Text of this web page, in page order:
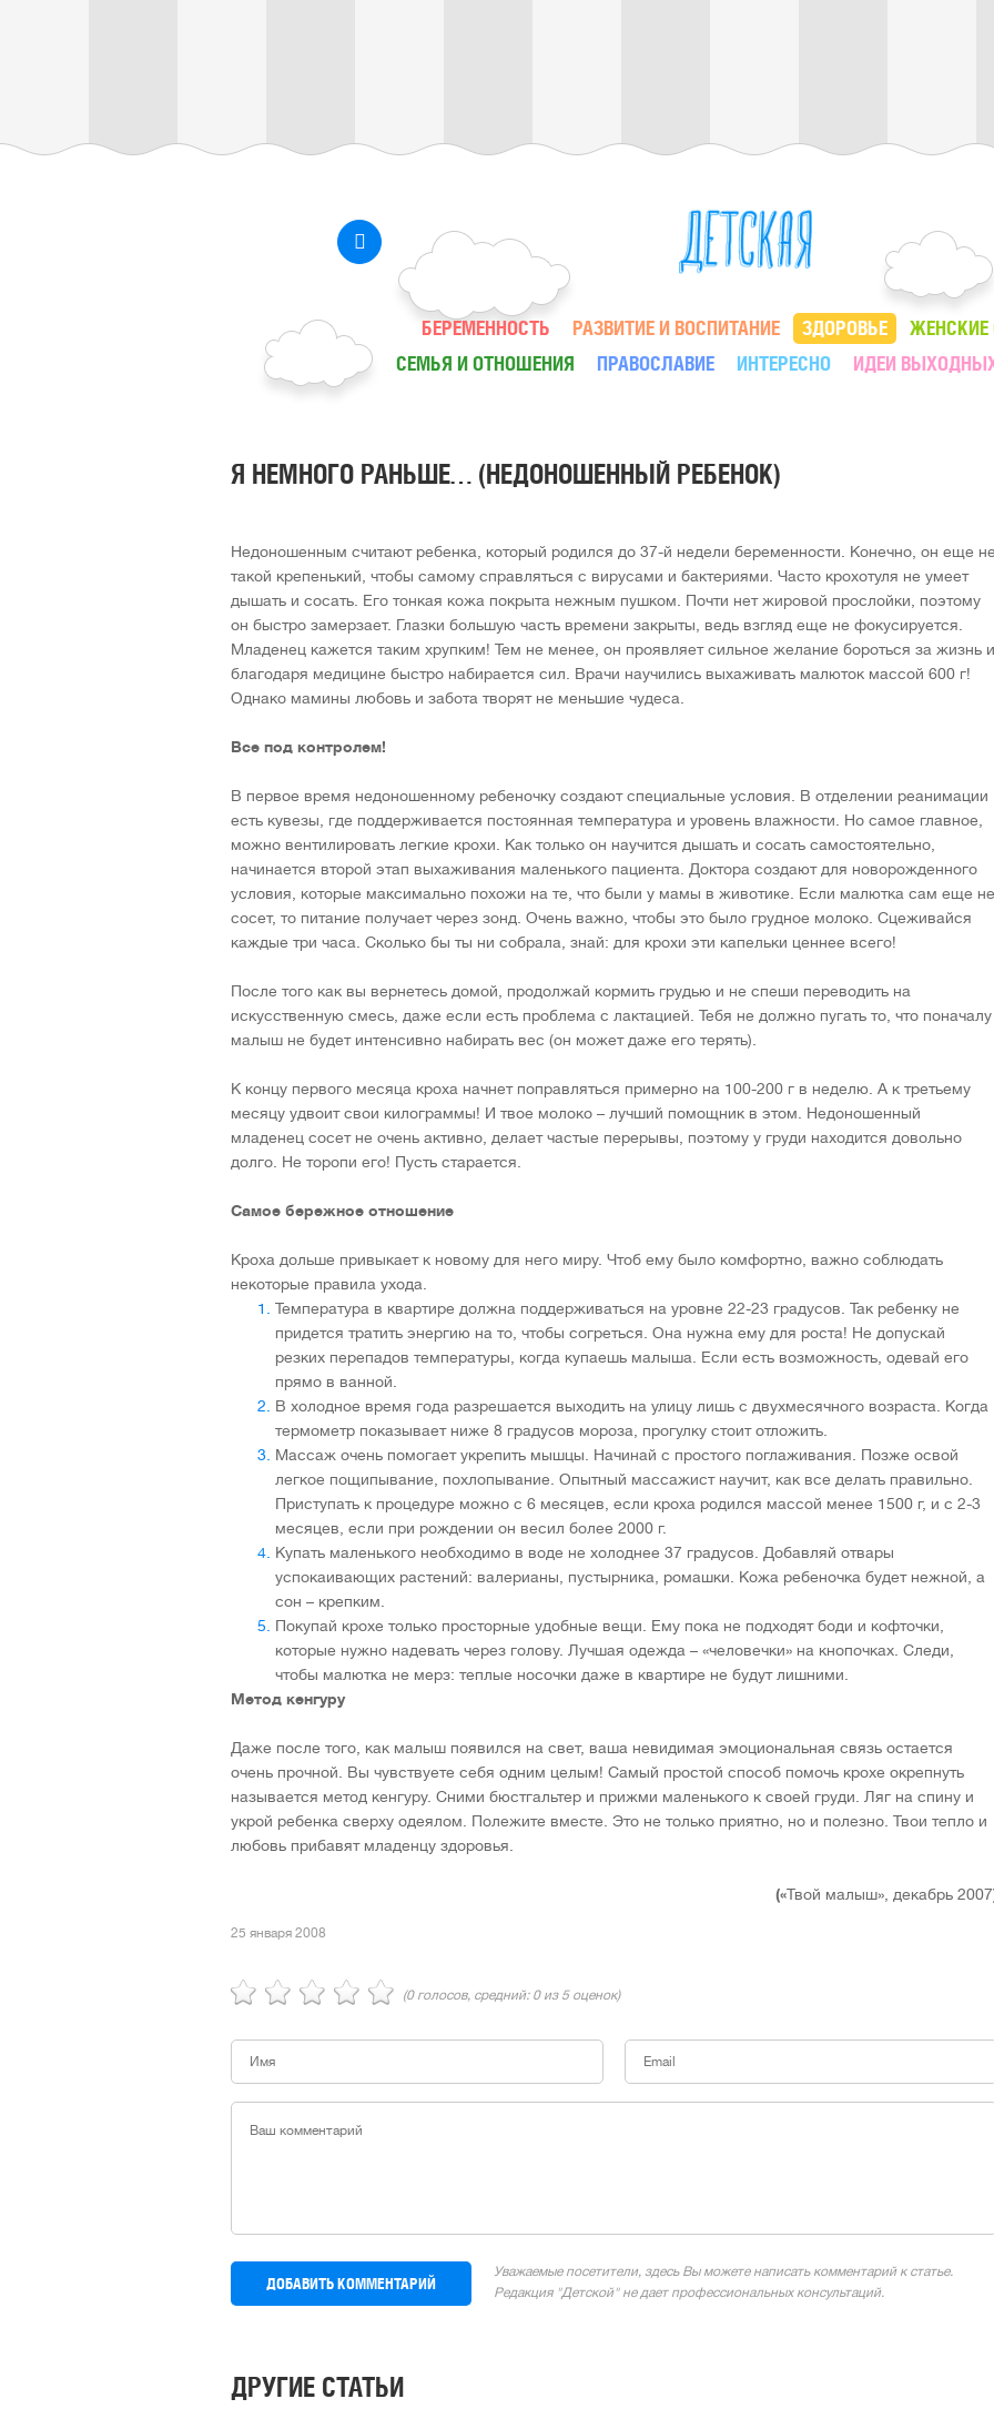
БЕРЕМЕННОСТЬ РАЗВИТИЕ И ВОСПИТАНИЕ ЗДОРОВЬЕ
ЖЕНСКИЕ
СЕМЬЯ И ОТНОШЕНИЯ
ПРАВОСЛАВИЕ ИНТЕРЕСНО ИДЕИ
Я НЕМНОГО РАНЬШЕ… (НЕДОНОШЕННЫЙ РЕБЕНОК)
Недоношенным считают ребенка, который родился до 37-й недели беременности. Конечно, он еще
такой крепенький, чтобы самому справляться с вирусами и бактериями. Часто крохотуля не умеет
дышать и сосать. Его тонкая кожа покрыта нежным пушком. Почти нет жировой прослойки, поэтому
он быстро замерзает. Глазки большую часть времени закрыты, ведь взгляд еще не фокусируется.
Младенец кажется таким хрупким! Тем не менее, он проявляет сильное желание бороться за жизнь и
благодаря медицине быстро набирается сил. Врачи научились выхаживать малюток массой 600 г!
Однако мамины любовь и забота творят не меньшие чудеса.
Все под контролем!
В первое время недоношенному ребеночку создают специальные условия. В отделении реанимации
есть кувезы, где поддерживается постоянная температура и уровень влажности. Но самое главное,
можно вентилировать легкие крохи. Как только он научится дышать и сосать самостоятельно,
начинается второй этап выхаживания маленького пациента. Доктора создают для новорожденного
условия, которые максимально похожи на те, что были у мамы в животике. Если малютка сам еще не
сосет, то питание получает через зонд. Очень важно, чтобы это было грудное молоко. Сцеживайся
каждые три часа. Сколько бы ты ни собрала, знай: для крохи эти капельки ценнее всего!
После того как вы вернетесь домой, продолжай кормить грудью и не спеши переводить на
искусственную смесь, даже если есть проблема с лактацией. Тебя не должно пугать то, что поначалу
малыш не будет интенсивно набирать вес (он может даже его терять).
К концу первого месяца кроха начнет поправляться примерно на 100-200 г в неделю. А к третьему
месяцу удвоит свои килограммы! И твое молоко – лучший помощник в этом. Недоношенный
младенец сосет не очень активно, делает частые перерывы, поэтому у груди находится довольно
долго. Не торопи его! Пусть старается.
Самое бережное отношение
Кроха дольше привыкает к новому для него миру. Чтоб ему было комфортно, важно соблюдать
некоторые правила ухода.
Температура в квартире должна поддерживаться на уровне 22-23 градусов. Так ребенку не
придется тратить энергию на то, чтобы согреться. Она нужна ему для роста! Не допускай
резких перепадов температуры, когда купаешь малыша. Если есть возможность, одевай его
прямо в ванной.
В холодное время года разрешается выходить на улицу лишь с двухмесячного возраста. Когда
термометр показывает ниже 8 градусов мороза, прогулку стоит отложить.
Массаж очень помогает укрепить мышцы. Начинай с простого поглаживания. Позже освой
легкое пощипывание, похлопывание. Опытный массажист научит, как все делать правильно.
Приступать к процедуре можно с 6 месяцев, если кроха родился массой менее 1500 г, и с 2-3
месяцев, если при рождении он весил более 2000 г.
Купать маленького необходимо в воде не холоднее 37 градусов. Добавляй отвары
успокаивающих растений: валерианы, пустырника, ромашки. Кожа ребеночка будет нежной, а
сон – крепким.
Покупай крохе только просторные удобные вещи. Ему пока не подходят боди и кофточки,
которые нужно надевать через голову. Лучшая одежда – «человечки» на кнопочках. Следи,
чтобы малютка не мерз: теплые носочки даже в квартире не будут лишними.
Метод кенгуру
Даже после того, как малыш появился на свет, ваша невидимая эмоциональная связь остается
очень прочной. Вы чувствуете себя одним целым! Самый простой способ помочь крохе окрепнуть
называется метод кенгуру. Сними бюстгальтер и прижми маленького к своей груди. Ляг на спину и
укрой ребенка сверху одеялом. Полежите вместе. Это не только приятно, но и полезно. Твои тепло и
любовь прибавят младенцу здоровья.
(«Твой малыш», декабрь
25 января 2008
(0голосов, средний: 0из 5 оценок)
Уважаемые посетители, здесь Вы можете написать комментарий к статье.
Редакция "Детской" не дает профессиональных консультаций.
ДРУГИЕ СТАТЬИ